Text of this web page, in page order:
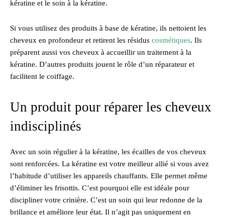
kératine et le soin à la kératine.
Si vous utilisez des produits à base de kératine, ils nettoient les
cheveux en profondeur et retirent les résidus cosmétiques. Ils
préparent aussi vos cheveux à accueillir un traitement à la
kératine. D’autres produits jouent le rôle d’un réparateur et
facilitent le coiffage.
Un produit pour réparer les cheveux
indisciplinés
Avec un soin régulier à la kératine, les écailles de vos cheveux
sont renforcées. La kératine est votre meilleur allié si vous avez
l’habitude d’utiliser les appareils chauffants. Elle permet même
d’éliminer les frisottis. C’est pourquoi elle est idéale pour
discipliner votre crinière. C’est un soin qui leur redonne de la
brillance et améliore leur état. Il n’agit pas uniquement en